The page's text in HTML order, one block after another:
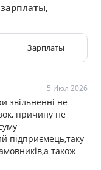
Зарплаты
5 Июл 2026
звільненні не
причину не
підприємець,таку
також